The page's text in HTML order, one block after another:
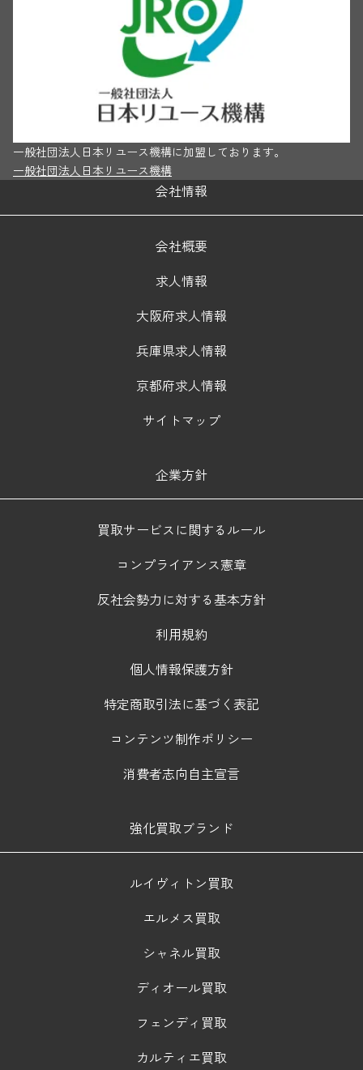
一般社団法人日本リユース機構に加盟しております。
一般社団法人日本リユース機構
会社情報
会社概要
求人情報
大阪府求人情報
兵庫県求人情報
京都府求人情報
サイトマップ
企業方針
買取サービスに関するルール
コンプライアンス憲章
反社会勢力に対する基本方針
利用規約
個人情報保護方針
特定商取引法に基づく表記
コンテンツ制作ポリシー
消費者志向自主宣言
強化買取ブランド
ルイヴィトン買取
エルメス買取
シャネル買取
ディオール買取
フェンディ買取
カルティエ買取